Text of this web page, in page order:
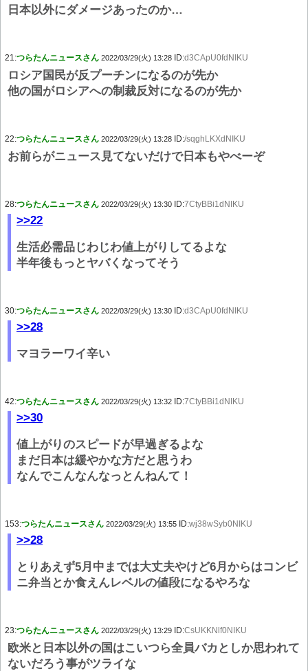
日本以外にダメージあったのか…
21:つらたんニュースさん 2022/03/29(火) 13:28 ID:d3CApU0fdNIKU
ロシア国民が反プーチンになるのが先か
他の国がロシアへの制裁反対になるのが先か
22:つらたんニュースさん 2022/03/29(火) 13:28 ID:/sqghLKXdNIKU
お前らがニュース見てないだけで日本もやべーぞ
28:つらたんニュースさん 2022/03/29(火) 13:30 ID:7CtyBBi1dNIKU
>>22
生活必需品じわじわ値上がりしてるよな
半年後もっとヤバくなってそう
30:つらたんニュースさん 2022/03/29(火) 13:30 ID:d3CApU0fdNIKU
>>28
マヨラーワイ辛い
42:つらたんニュースさん 2022/03/29(火) 13:32 ID:7CtyBBi1dNIKU
>>30
値上がりのスピードが早過ぎるよな
まだ日本は緩やかな方だと思うわ
なんでこんなんなっとんねんて！
153:つらたんニュースさん 2022/03/29(火) 13:55 ID:wj38wSyb0NIKU
>>28
とりあえず5月中までは大丈夫やけど6月からはコンビ
ニ弁当とか食えんレベルの値段になるやろな
23:つらたんニュースさん 2022/03/29(火) 13:29 ID:CsUKKNlf0NIKU
欧米と日本以外の国はこいつら全員バカとしか思われて
ないだろう事がツライな